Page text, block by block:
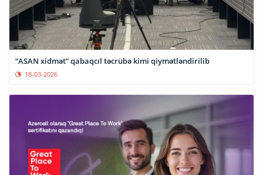
“ASAN xidmət” qabaqcıl təcrübə kimi qiymətləndirilib
18-03-2026